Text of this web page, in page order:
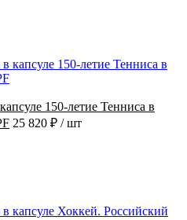
150-летие Тенниса в
25 820 ₽ / шт